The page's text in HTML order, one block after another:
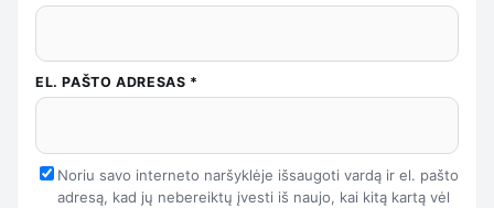
EL. PAŠTO ADRESAS *
Noriu savo interneto naršyklėje išsaugoti vardą ir el. pašto
adresą, kad jų nebereiktų įvesti iš naujo, kai kitą kartą vėl